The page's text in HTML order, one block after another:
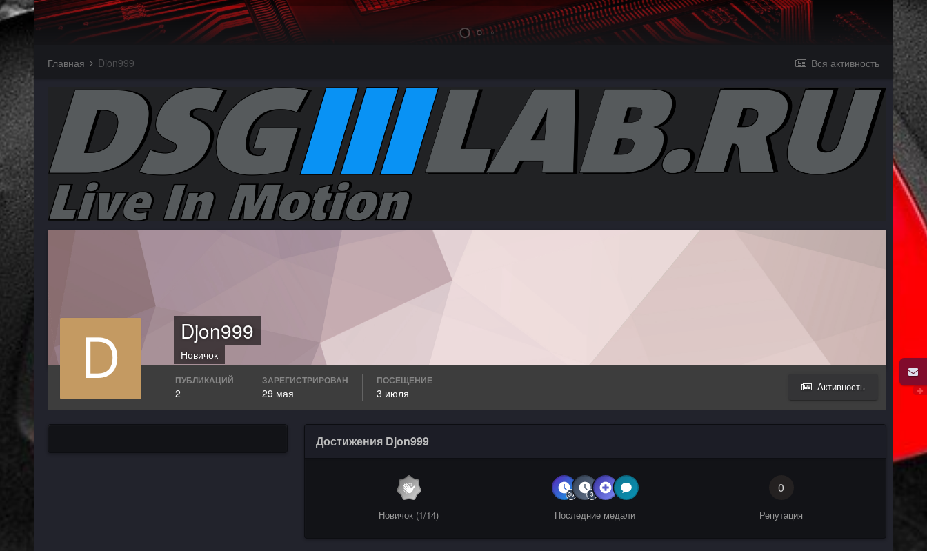
Вся активность
Главная Djon999
Djon999
Новичок
Активность
ПУБЛИКАЦИЙ
2
ЗАРЕГИСТРИРОВАН
29 мая
ПОСЕЩЕНИЕ
3 июля
Достижения Djon999
Новичок (1/14) Последние медали
0
Репутация